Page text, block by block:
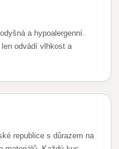
a hypoalergenní.
odvádí vlhkost a
republice s důrazem na